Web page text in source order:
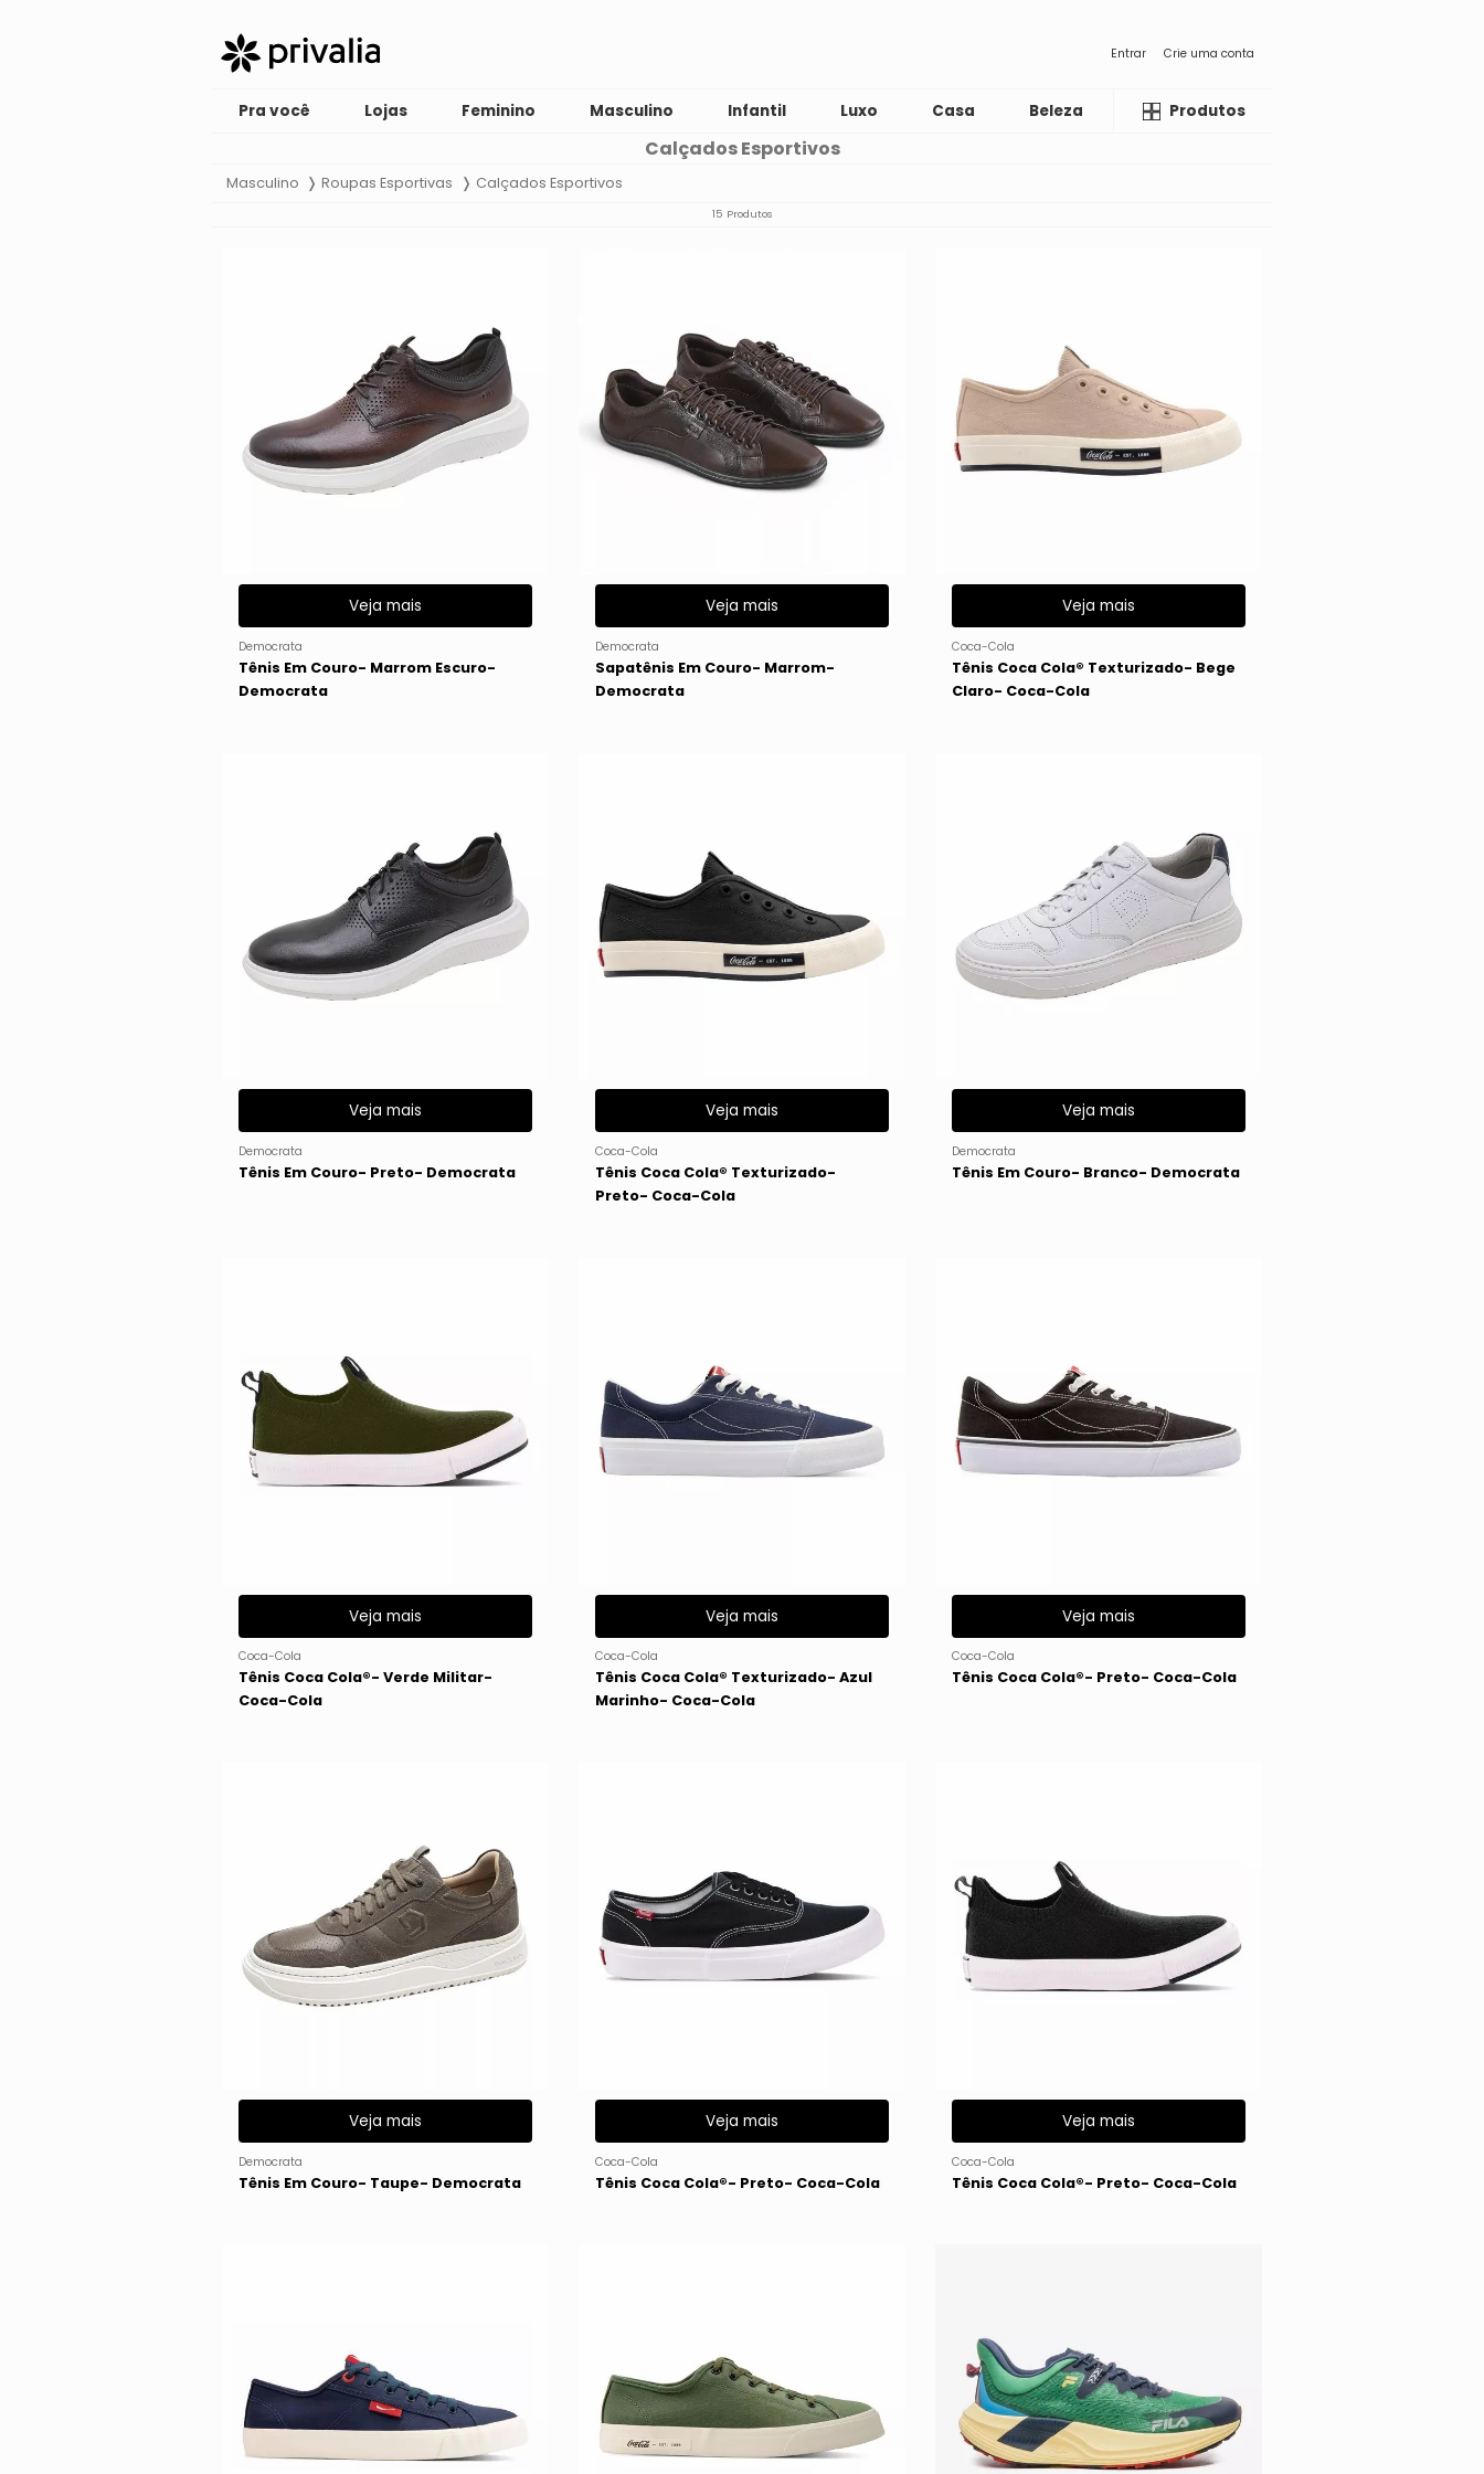
Entrar Crie uma conta
Pra você Lojas Feminino Masculino Infantil Luxo Casa Beleza LiquidaProdutos
Calçados Esportivos
Masculino Roupas Esportivas Calçados Esportivos
15 Produtos
Veja mais
Democrata
Tênis Em Couro- Marrom Escuro-
Democrata
Veja mais
Democrata
Sapatênis Em Couro- Marrom-
Democrata
Veja mais
Coca-Cola
Tênis Coca Cola® Texturizado- Bege
Claro- Coca-Cola
Veja mais
Democrata
Tênis Em Couro- Preto- Democrata
Veja mais
Coca-Cola
Tênis Coca Cola® Texturizado-
Preto- Coca-Cola
Veja mais
Democrata
Tênis Em Couro- Branco- Democrata
Veja mais
Coca-Cola
Tênis Coca Cola®- Verde Militar-
Coca-Cola
Veja mais
Coca-Cola
Tênis Coca Cola® Texturizado- Azul
Marinho- Coca-Cola
Veja mais
Coca-Cola
Tênis Coca Cola®- Preto- Coca-Cola
Veja mais
Democrata
Tênis Em Couro- Taupe- Democrata
Veja mais
Coca-Cola
Tênis Coca Cola®- Preto- Coca-Cola
Veja mais
Coca-Cola
Tênis Coca Cola®- Preto- Coca-Cola